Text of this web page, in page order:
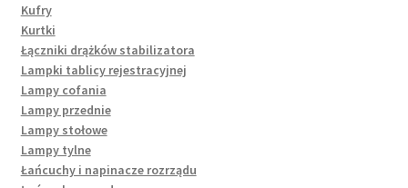
Kufry
Kurtki
Łączniki drążków stabilizatora
Lampki tablicy rejestracyjnej
Lampy cofania
Lampy przednie
Lampy stołowe
Lampy tylne
Łańcuchy i napinacze rozrządu